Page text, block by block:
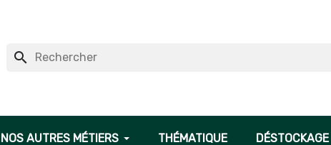
search
NOS AUTRES MÉTIERS THÉMATIQUE DÉSTOCKAGE